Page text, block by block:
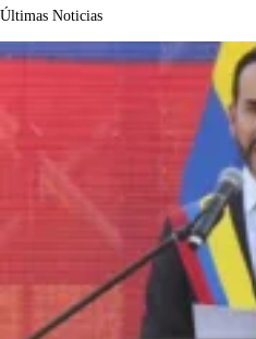
Últimas Noticias